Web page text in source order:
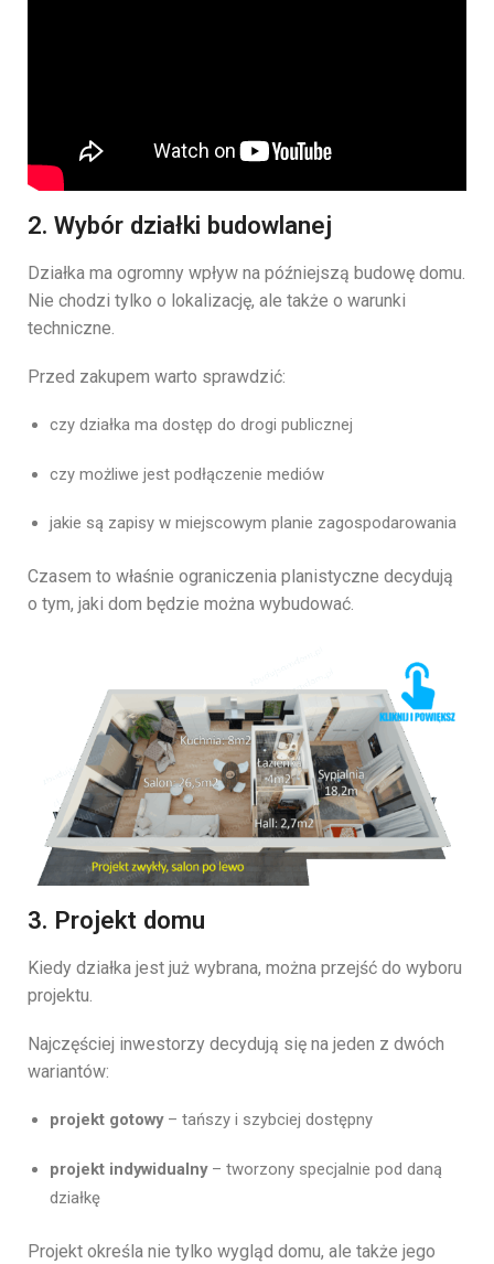
2. Wybór działki budowlanej
Działka ma ogromny wpływ na późniejszą budowę domu.
Nie chodzi tylko o lokalizację, ale także o warunki
techniczne.
Przed zakupem warto sprawdzić:
czy działka ma dostęp do drogi publicznej
czy możliwe jest podłączenie mediów
jakie są zapisy w miejscowym planie zagospodarowania
Czasem to właśnie ograniczenia planistyczne decydują
o tym, jaki dom będzie można wybudować.
3. Projekt domu
Kiedy działka jest już wybrana, można przejść do wyboru
projektu.
Najczęściej inwestorzy decydują się na jeden z dwóch
wariantów:
projekt gotowy– tańszy i szybciej dostępny
projekt indywidualny– tworzony specjalnie pod daną
działkę
Projekt określa nie tylko wygląd domu, ale także jego